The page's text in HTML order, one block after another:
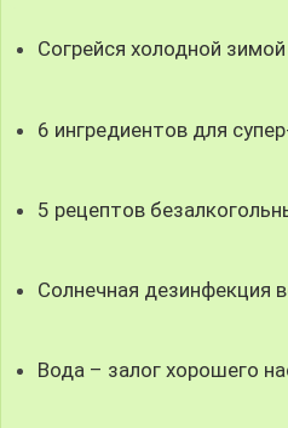
Согрейся холодной
6 ингредиентов для
5 рецептов
Солнечная дезинфекция
Вода – залог хорошего